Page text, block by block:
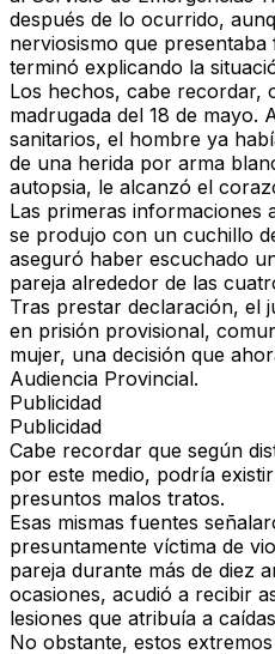
después de lo ocurrido,
nerviosismo que
terminó explicando la
Los hechos, cabe recordar,
madrugada del 18 de mayo.
sanitarios, el hombre ya
de una herida por arma
autopsia, le alcanzó el
Las primeras informaciones
se produjo con un cuchillo
aseguró haber escuchado
pareja alrededor de las
Tras prestar declaración, el
en prisión provisional,
mujer, una decisión que
Audiencia Provincial.
Publicidad
Publicidad
Cabe recordar que según
por este medio, podría
presuntos malos tratos.
Esas mismas fuentes
presuntamente víctima de
pareja durante más de diez
ocasiones, acudió a recibir
lesiones que atribuía a
No obstante, estos